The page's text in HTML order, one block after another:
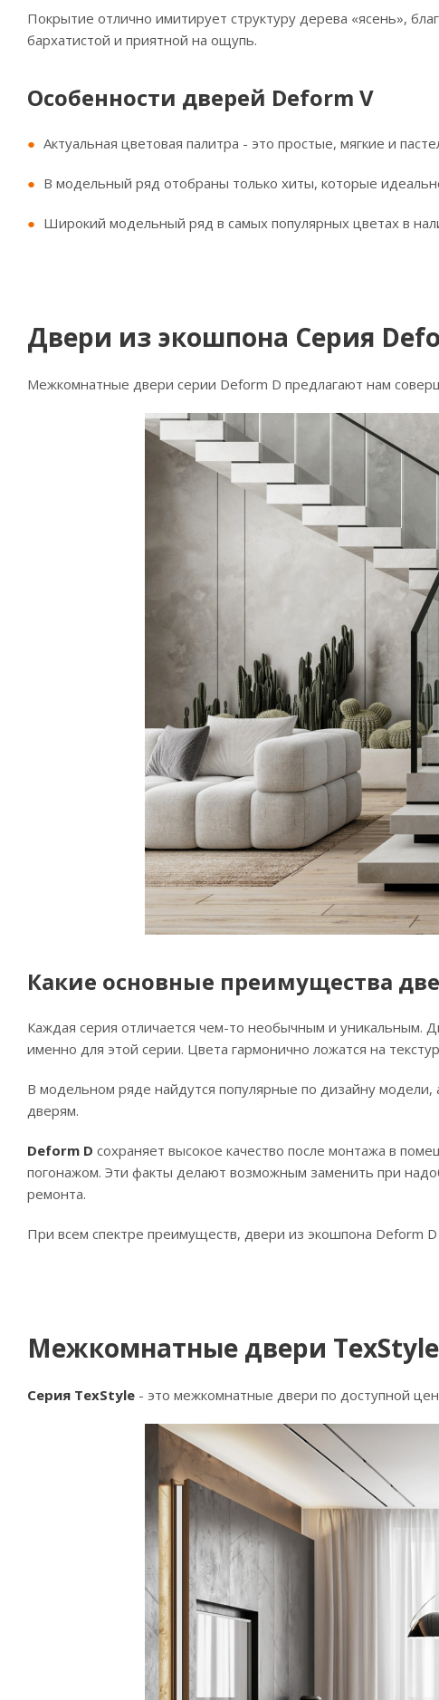
Покрытие отлично имитирует структуру дерева «ясень»,
бархатистой и приятной на ощупь.
Особенности дверей Deform V
Актуальная цветовая палитра - это простые, мягкие и
В модельный ряд отобраны только хиты, которые
Широкий модельный ряд в самых популярных цветах в
Двери из экошпона Серия
Межкомнатные двери серии Deform D предлагают нам
Какие основные преимущества
Каждая серия отличается чем-то необычным и уникальным.
именно для этой серии. Цвета гармонично ложатся на
В модельном ряде найдутся популярные по дизайну
дверям.
Deform D сохраняет высокое качество после монтажа в
погонажом. Эти факты делают возможным заменить при
ремонта.
При всем спектре преимуществ, двери из экошпона Deform
Межкомнатные двери TexStyle
Серия TexStyle - это межкомнатные двери по доступной